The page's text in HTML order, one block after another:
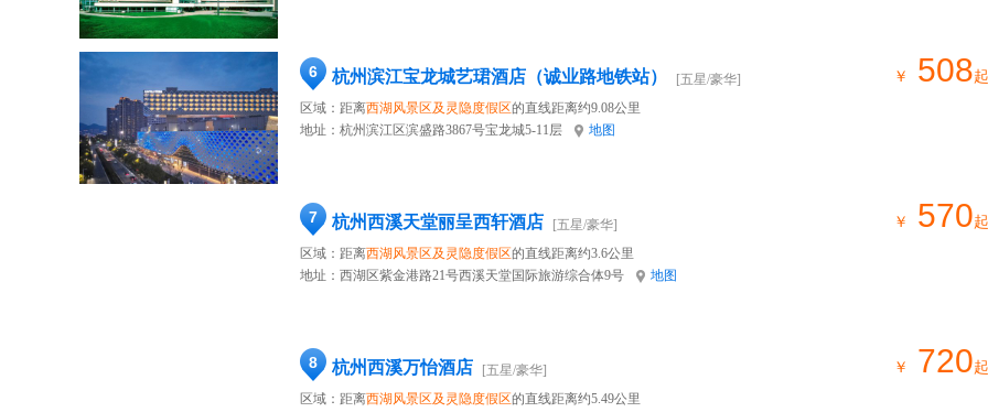
6 杭州滨江宝龙城艺珺酒店（诚业路地铁站）
[五星/豪华]
区域：距离西湖风景区及灵隐度假区的直线距离约9.08公里
地址： 杭州滨江区滨盛路3867号宝龙城5-11层 地图
￥ 508起
7 杭州西溪天堂丽呈西轩酒店
[五星/豪华]
区域：距离西湖风景区及灵隐度假区的直线距离约3.6公里
地址： 西湖区紫金港路21号西溪天堂国际旅游综合体9号 地图
￥ 570起
8 杭州西溪万怡酒店
[五星/豪华]
区域：距离西湖风景区及灵隐度假区的直线距离约5.49公里
￥ 720起